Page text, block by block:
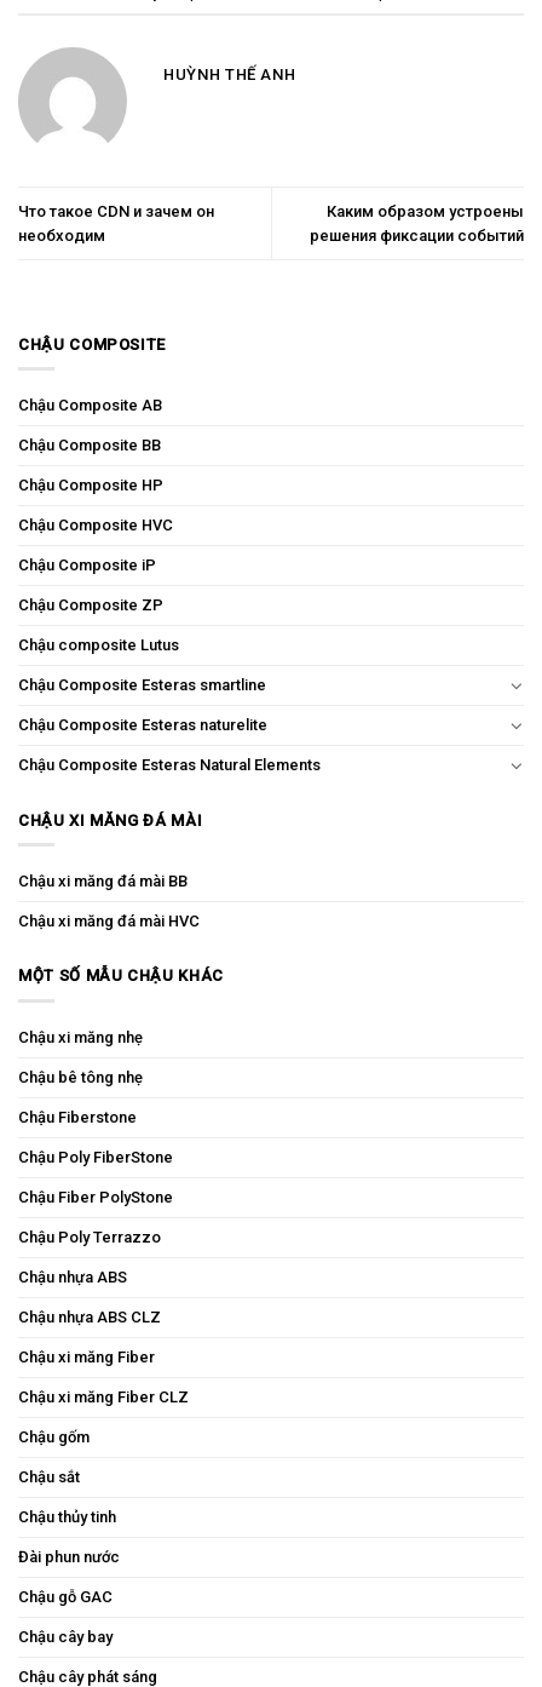
HUỲNH THẾ ANH
Что такое CDN и зачем он
необходим
Каким образом устроены
решения фиксации событий
CHẬU COMPOSITE
Chậu Composite AB
Chậu Composite BB
Chậu Composite HP
Chậu Composite HVC
Chậu Composite iP
Chậu Composite ZP
Chậu composite Lutus
Chậu Composite Esteras smartline
Chậu Composite Esteras naturelite
Chậu Composite Esteras Natural Elements
CHẬU XI MĂNG ĐÁ MÀI
Chậu xi măng đá mài BB
Chậu xi măng đá mài HVC
MỘT SỐ MẪU CHẬU KHÁC
Chậu xi măng nhẹ
Chậu bê tông nhẹ
Chậu Fiberstone
Chậu Poly FiberStone
Chậu Fiber PolyStone
Chậu Poly Terrazzo
Chậu nhựa ABS
Chậu nhựa ABS CLZ
Chậu xi măng Fiber
Chậu xi măng Fiber CLZ
Chậu gốm
Chậu sắt
Chậu thủy tinh
Đài phun nước
Chậu gỗ GAC
Chậu cây bay
Chậu cây phát sáng